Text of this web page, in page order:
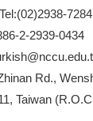
2-2939-0434
Rd.,
Taiwan